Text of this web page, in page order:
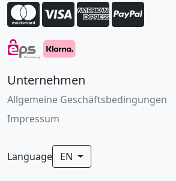
Unternehmen
Allgemeine Geschäftsbedingungen
Impressum
Language EN